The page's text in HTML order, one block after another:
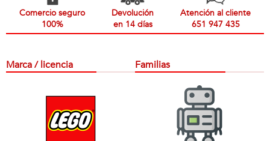
Comercio seguro
100%
Devolución
en 14 días
Atención al cliente
651 947 435
Marca / licencia Familias